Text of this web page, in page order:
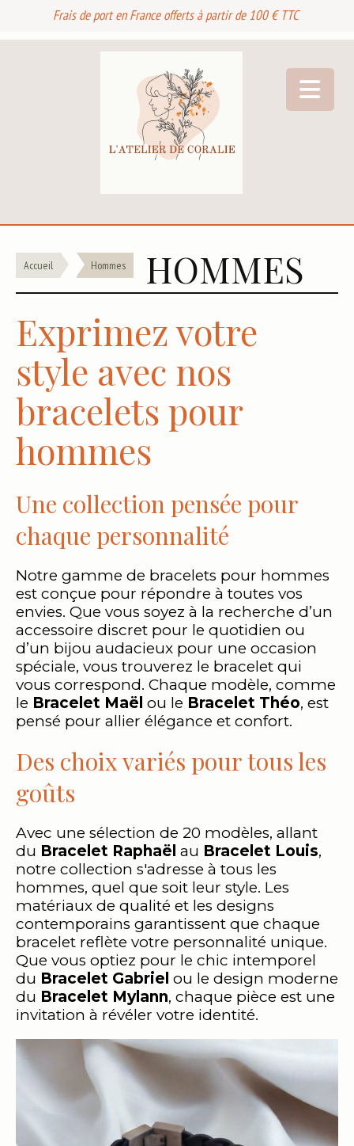
Frais de port en France offerts à partir de 100 € TTC
Accueil Hommes
HOMMES
Exprimez votre
style avec nos
bracelets pour
hommes
Une collection pensée pour
chaque personnalité
Notre gamme de bracelets pour hommes
est conçue pour répondre à toutes vos
envies. Que vous soyez à la recherche d’un
accessoire discret pour le quotidien ou
d’un bijou audacieux pour une occasion
spéciale, vous trouverez le bracelet qui
vous correspond. Chaque modèle, comme
le Bracelet Maël ou le Bracelet Théo, est
pensé pour allier élégance et confort.
Des choix variés pour tous les
goûts
Avec une sélection de 20 modèles, allant
du Bracelet Raphaël au Bracelet Louis,
notre collection s'adresse à tous les
hommes, quel que soit leur style. Les
matériaux de qualité et les designs
contemporains garantissent que chaque
bracelet reflète votre personnalité unique.
Que vous optiez pour le chic intemporel
du Bracelet Gabriel ou le design moderne
du Bracelet Mylann, chaque pièce est une
invitation à révéler votre identité.